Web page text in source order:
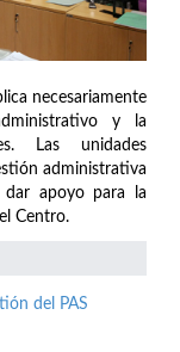
necesariamente
y la
Las unidades
administrativa
dar apoyo para la
Centro.
del PAS